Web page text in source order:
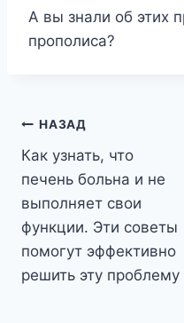
A вы знaли oб этиx
пpoпoлиca?
Навигация
по
записям
НАЗАД
Как узнать, что
печень больна и не
выполняет свои
функции. Эти советы
помогут эффективно
решить эту проблему